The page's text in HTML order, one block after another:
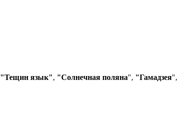
"Тещин язык", "Солнечная поляна", "Гамадзея",